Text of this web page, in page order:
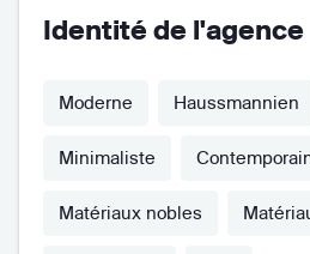
Identité de l'agence
Moderne Haussmannien
Minimaliste
Matériaux nobles